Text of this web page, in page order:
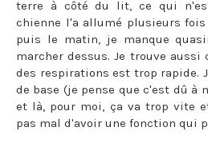
terre à côté du lit, ce qui
chienne l'a allumé plusieurs
puis le matin, je manque
marcher dessus. Je trouve
des respirations est trop rapide.
de base (je pense que c'est dû à
et là, pour moi, ça va trop vite
pas mal d'avoir une fonction qui